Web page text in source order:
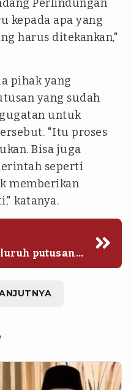
Perlindungan
kepada apa yang
harus ditekankan,"
pihak yang
yang sudah
untuk
"Itu proses
Bisa juga
seperti
memberikan
katanya.
putusan
salah
pihak diberi
dan
apa yang